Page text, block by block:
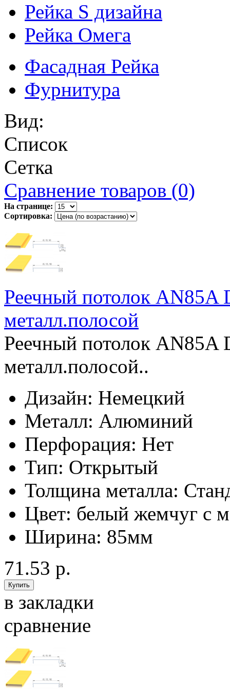
Рейка S дизайна
Рейка Омега
Фасадная Рейка
Фурнитура
Вид:
Список
Сетка
Сравнение товаров (0)
На странице:
Сортировка:
Реечный потолок AN85A
металл.полосой
Реечный потолок AN85A
металл.полосой..
Дизайн: Немецкий
Металл: Алюминий
Перфорация: Нет
Тип: Открытый
Толщина металла:
Цвет: белый жемчуг с
Ширина: 85мм
71.53 р.
в закладки
сравнение